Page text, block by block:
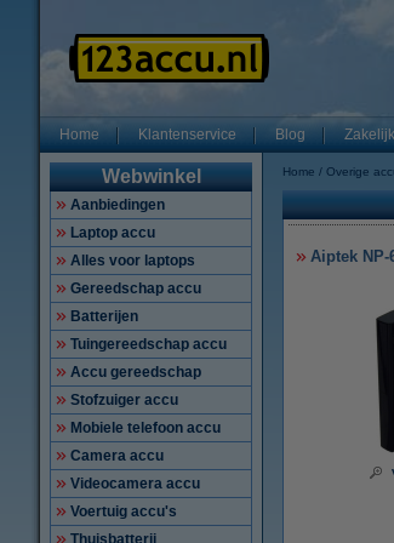
Home Klantenservice Blog
Webwinkel
Aanbiedingen
Laptop accu
Alles voor laptops
Gereedschap accu
Batterijen
Tuingereedschap accu
Accu gereedschap
Stofzuiger accu
Mobiele telefoon accu
Camera accu
Videocamera accu
Voertuig accu's
Thuisbatterij
Home Overige
Aiptek NP-